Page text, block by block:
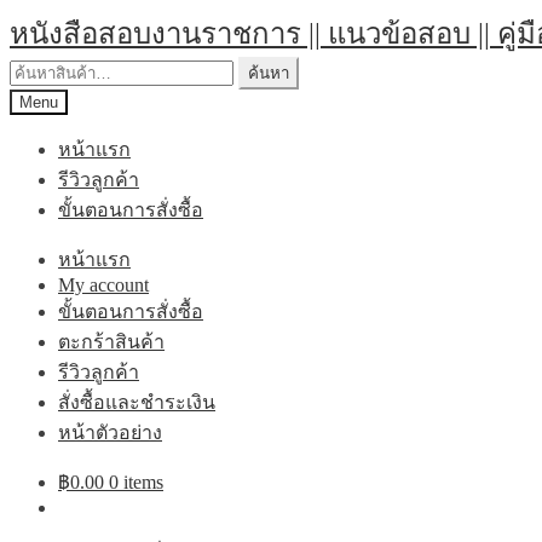
Skip
to
navigation
Skip
to
content
หนังสือสอบงานราชการ || แนวข้อสอบ || คู่
ค้นหา:
ค้นหา
Menu
หน้าแรก
รีวิวลูกค้า
ขั้นตอนการสั่งซื้อ
หน้าแรก
My account
ขั้นตอนการสั่งซื้อ
ตะกร้าสินค้า
รีวิวลูกค้า
สั่งซื้อและชำระเงิน
หน้าตัวอย่าง
฿0.00 0 items